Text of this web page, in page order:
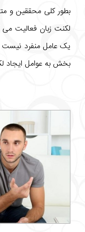
بطور کلی محققین و
لکنت زبان فعالیت می
یک عامل منفرد نیست
بخش به عوامل ایجاد